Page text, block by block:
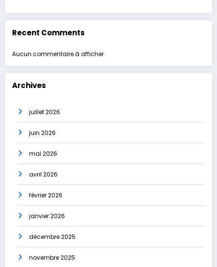
Recent Comments
Aucun commentaire à afficher.
Archives
juillet 2026
juin 2026
mai 2026
avril 2026
février 2026
janvier 2026
décembre 2025
novembre 2025